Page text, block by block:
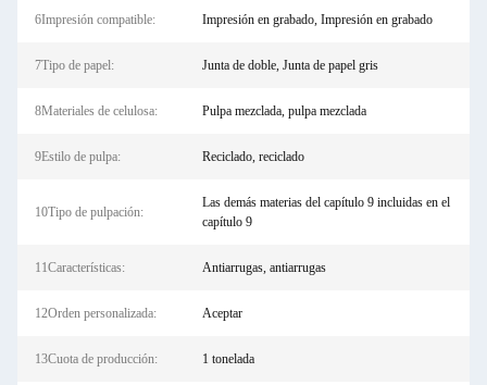
6Impresión compatible: Impresión en grabado, Impresión en grabado
7Tipo de papel: Junta de doble, Junta de papel gris
8Materiales de celulosa: Pulpa mezclada, pulpa mezclada
9Estilo de pulpa: Reciclado, reciclado
10Tipo de pulpación:
Las demás materias del capítulo 9 incluidas en el
capítulo 9
11Características: Antiarrugas, antiarrugas
12Orden personalizada: Aceptar
13Cuota de producción: 1 tonelada